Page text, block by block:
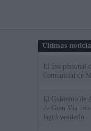
Últimas
El uso personal
Comunidad de
El Gobierno de
de Gran Vía
logró venderlo